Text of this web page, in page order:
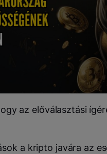
az előválasztási
a kripto javára az